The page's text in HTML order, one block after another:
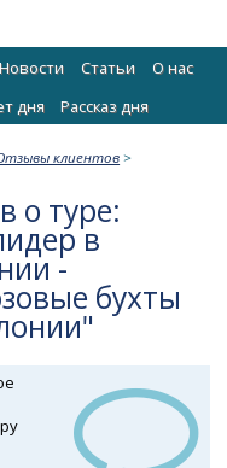
Новости Статьи
О нас
дня Рассказ дня
клиентов >
о туре:
в
-
бухты